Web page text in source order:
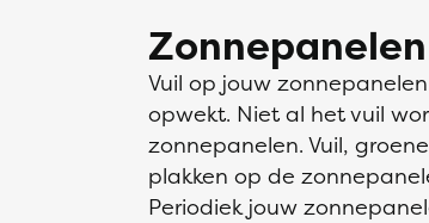
Vuil op jouw
opwekt. Niet al het vuil
zonnepanelen. Vuil,
plakken op de
Periodiek jouw